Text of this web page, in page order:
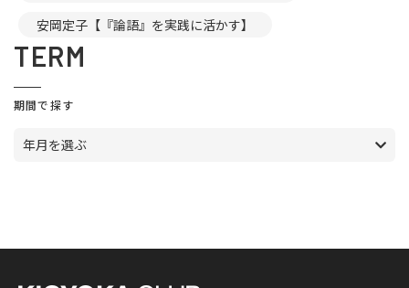
安岡定子【『論語』を実践に活かす】
TERM
期間で探す
年月を選ぶ